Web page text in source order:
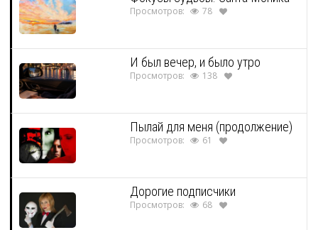
Просмотров: 78
И был вечер, и было утро
Просмотров: 138
Пылай для меня (продолжение)
Просмотров: 61
Дорогие подписчики
Просмотров: 68